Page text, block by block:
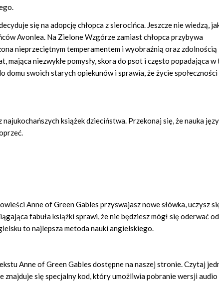
się na adopcję chłopca z sierocińca. Jeszcze nie wiedzą,
Avonlea. Na Zielone Wzgórze zamiast chłopca przybywa
nieprzeciętnym temperamentem i wyobraźnią oraz zdolnością
niezwykłe pomysły, skora do psot i często popadająca w
domu swoich starych opiekunów i sprawia, że życie
książek dzieciństwa. Przekonaj się, że nauka
Anne of Green Gables przyswajasz nowe słówka, uczysz
fabuła książki sprawi, że nie będziesz mógł się oderwać
to najlepsza metoda nauki angielskiego.
Anne of Green Gables dostępne na naszej stronie. Czytaj
znajduje się specjalny kod, który umożliwia pobranie wersji